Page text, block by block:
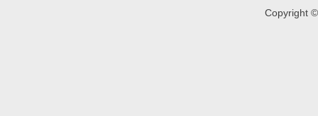
Copyright ©